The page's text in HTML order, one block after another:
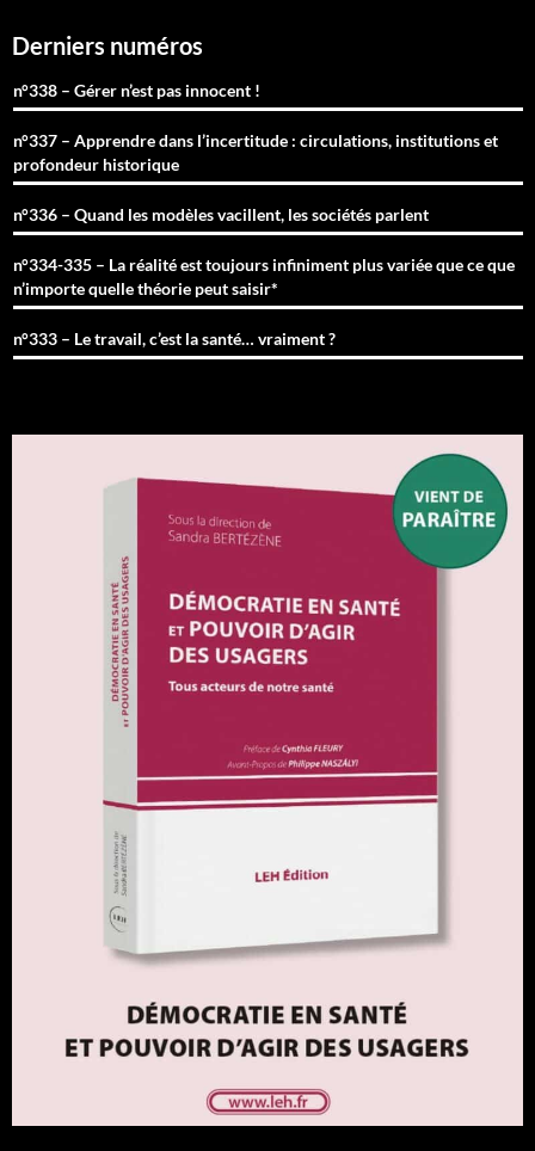
Derniers numéros
n°338 – Gérer n’est pas innocent !
n°337 – Apprendre dans l’incertitude : circulations, institutions et
profondeur historique
n°336 – Quand les modèles vacillent, les sociétés parlent
n°334-335 – La réalité est toujours infiniment plus variée que ce que
n’importe quelle théorie peut saisir*
n°333 – Le travail, c’est la santé… vraiment ?